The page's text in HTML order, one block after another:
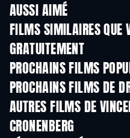
AUSSI AIMÉ
FILMS SIMILAIRES QUE
GRATUITEMENT
PROCHAINS FILMS
PROCHAINS FILMS DE
AUTRES FILMS DE
CRONENBERG